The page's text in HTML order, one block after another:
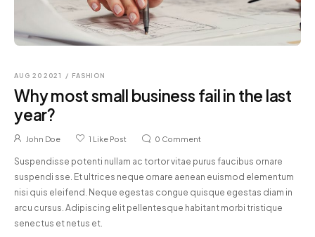
AUG 20 2021 / FASHION
Why most small business fail in the last
year?
John Doe 1 Like Post 0 Comment
Suspendisse potenti nullam ac tortor vitae purus faucibus ornare
suspendi sse. Et ultrices neque ornare aenean euismod elementum
nisi quis eleifend. Neque egestas congue quisque egestas diam in
arcu cursus. Adipiscing elit pellentesque habitant morbi tristique
senectus et netus et.